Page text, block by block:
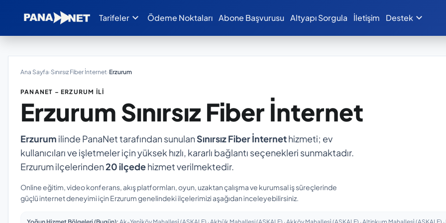
Tarifeler expand_more Ödeme Noktaları Abone Başvurusu Altyapı Sorgula İletişim Destek expand_more
Ana Sayfa›Sınırsız Fiber İnternet›Erzurum
PANANET – ERZURUM İLI
ErzurumSınırsız Fiber İnternet
Erzurum ilinde PanaNet tarafından sunulanSınırsız Fiber İnternethizmeti; ev
kullanıcıları ve işletmeler için yüksek hızlı, kararlı bağlantı seçenekleri sunmaktadır.
Erzurum ilçelerinden20 ilçedehizmet verilmektedir.
Online eğitim, video konferans, akış platformları, oyun, uzaktan çalışma ve kurumsal iş süreçlerinde
güçlü internet deneyimi için Erzurum genelindeki ilçelerimizi aşağıdan inceleyebilirsiniz.